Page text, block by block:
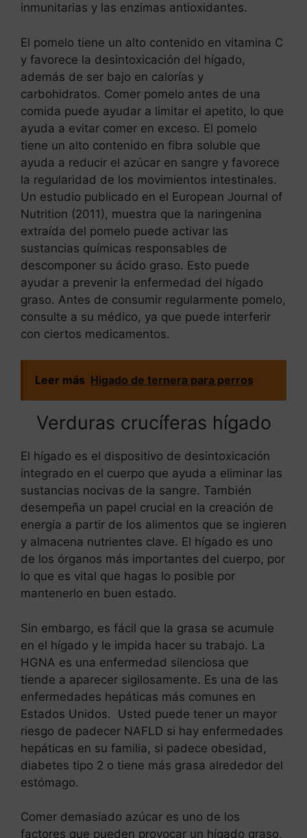
inmunitarias y las enzimas antioxidantes.
El pomelo tiene un alto contenido en vitamina C
y favorece la desintoxicación del hígado,
además de ser bajo en calorías y
carbohidratos. Comer pomelo antes de una
comida puede ayudar a limitar el apetito, lo que
ayuda a evitar comer en exceso. El pomelo
tiene un alto contenido en fibra soluble que
ayuda a reducir el azúcar en sangre y favorece
la regularidad de los movimientos intestinales.
Un estudio publicado en el European Journal of
Nutrition (2011), muestra que la naringenina
extraída del pomelo puede activar las
sustancias químicas responsables de
descomponer su ácido graso. Esto puede
ayudar a prevenir la enfermedad del hígado
graso. Antes de consumir regularmente pomelo,
consulte a su médico, ya que puede interferir
con ciertos medicamentos.
Leer más Higado de ternera para perros
Verduras crucíferas hígado
El hígado es el dispositivo de desintoxicación
integrado en el cuerpo que ayuda a eliminar las
sustancias nocivas de la sangre. También
desempeña un papel crucial en la creación de
energía a partir de los alimentos que se ingieren
y almacena nutrientes clave. El hígado es uno
de los órganos más importantes del cuerpo, por
lo que es vital que hagas lo posible por
mantenerlo en buen estado.
Sin embargo, es fácil que la grasa se acumule
en el hígado y le impida hacer su trabajo. La
HGNA es una enfermedad silenciosa que
tiende a aparecer sigilosamente. Es una de las
enfermedades hepáticas más comunes en
Estados Unidos. Usted puede tener un mayor
riesgo de padecer NAFLD si hay enfermedades
hepáticas en su familia, si padece obesidad,
diabetes tipo 2 o tiene más grasa alrededor del
estómago.
Comer demasiado azúcar es uno de los
factores que pueden provocar un hígado graso,